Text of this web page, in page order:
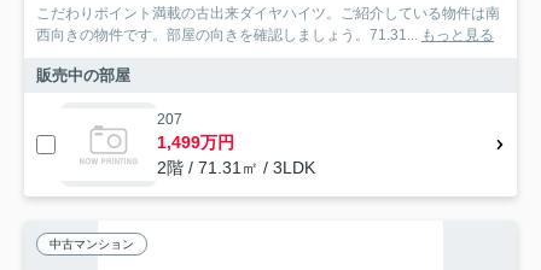
こだわりポイント満載の古出来ダイヤハイツ。ご紹介している物件は南
西向きの物件です。部屋の向きを確認しましょう。71.31... もっと見る
販売中の部屋
207
1,499万円
2階 / 71.31㎡ / 3LDK
中古マンション